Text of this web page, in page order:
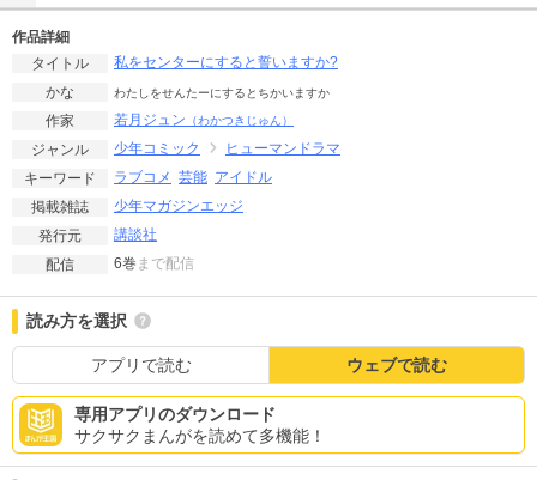
作品詳細
タイトル
私をセンターにすると誓いますか?
かな
わたしをせんたーにするとちかいますか
作家 若月ジュン （わかつきじゅん）
ジャンル 少年コミック
ヒューマンドラマ
キーワード
ラブコメ 芸能 アイドル
掲載雑誌
少年マガジンエッジ
発行元
講談社
配信
6巻 まで配信
読み方を選択
アプリで読む ウェブで読む
専用アプリのダウンロード
サクサクまんがを読めて多機能！